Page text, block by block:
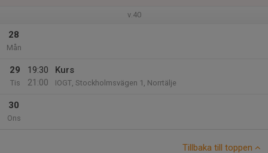
v.40
28
Mån
29
Tis
19:30
21:00
Kurs
IOGT, Stockholmsvägen 1, Norrtälje
30
Ons
Tillbaka till toppen